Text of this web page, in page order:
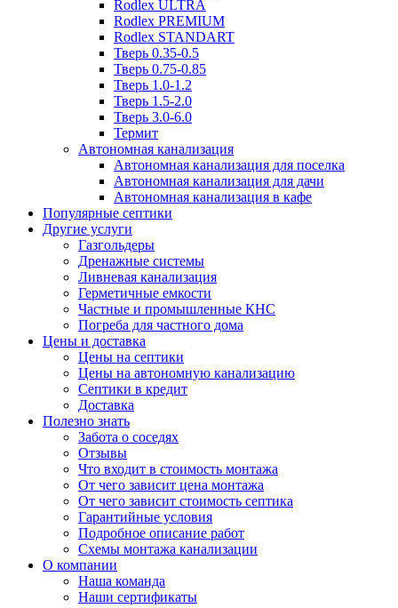
Rodlex ULTRA
Rodlex PREMIUM
Rodlex STANDART
Тверь 0.35-0.5
Тверь 0.75-0.85
Тверь 1.0-1.2
Тверь 1.5-2.0
Тверь 3.0-6.0
Термит
Автономная канализация
Автономная канализация для поселка
Автономная канализация для дачи
Автономная канализация в кафе
Популярные септики
Другие услуги
Газгольдеры
Дренажные системы
Ливневая канализация
Герметичные емкости
Частные и промышленные КНС
Погреба для частного дома
Цены и доставка
Цены на септики
Цены на автономную канализацию
Септики в кредит
Доставка
Полезно знать
Забота о соседях
Отзывы
Что входит в стоимость монтажа
От чего зависит цена монтажа
От чего зависит стоимость септика
Гарантийные условия
Подробное описание работ
Схемы монтажа канализации
О компании
Наша команда
Наши сертификаты